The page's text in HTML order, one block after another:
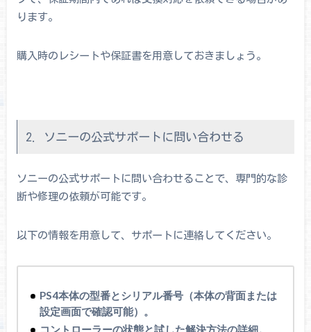
ります。
購入時のレシートや保証書を用意しておきましょう。
2. ソニーの公式サポートに問い合わせる
ソニーの公式サポートに問い合わせることで、専門的な診
断や修理の依頼が可能です。
以下の情報を用意して、サポートに連絡してください。
PS4本体の型番とシリアル番号（本体の背面または
設定画面で確認可能）。
コントローラーの状態と試した解決方法の詳細。